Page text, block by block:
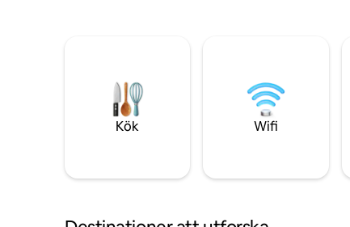
Kök Wifi